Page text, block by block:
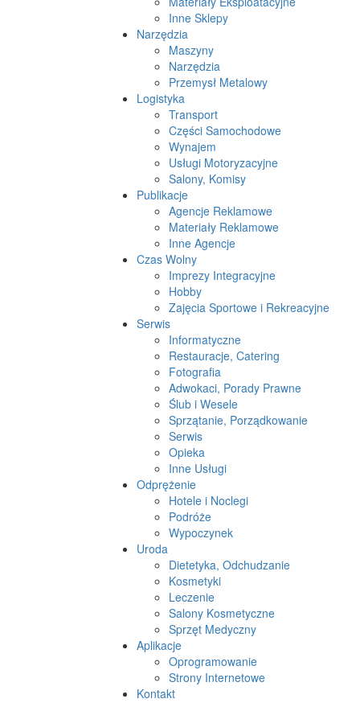
Inne Sklepy
Narzędzia
Maszyny
Narzędzia
Przemysł Metalowy
Logistyka
Transport
Części Samochodowe
Wynajem
Usługi Motoryzacyjne
Salony, Komisy
Publikacje
Agencje Reklamowe
Materiały Reklamowe
Inne Agencje
Czas Wolny
Imprezy Integracyjne
Hobby
Zajęcia Sportowe i Rekreacyjne
Serwis
Informatyczne
Restauracje, Catering
Fotografia
Adwokaci, Porady Prawne
Ślub i Wesele
Sprzątanie, Porządkowanie
Serwis
Opieka
Inne Usługi
Odprężenie
Hotele i Noclegi
Podróże
Wypoczynek
Uroda
Dietetyka, Odchudzanie
Kosmetyki
Leczenie
Salony Kosmetyczne
Sprzęt Medyczny
Aplikacje
Oprogramowanie
Strony Internetowe
Kontakt